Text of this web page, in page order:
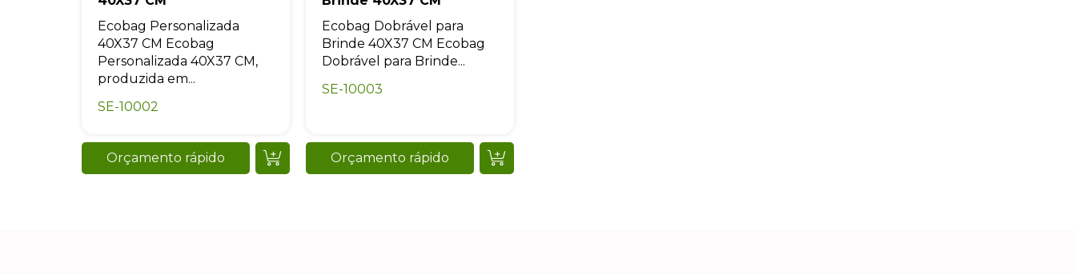
Ecobag Personalizada
40X37 CM Ecobag
Personalizada 40X37 CM,
produzida em...
SE-10002
Orçamento rápido
Ecobag Dobrável para
Brinde 40X37 CM Ecobag
Dobrável para Brinde...
SE-10003
Orçamento rápido